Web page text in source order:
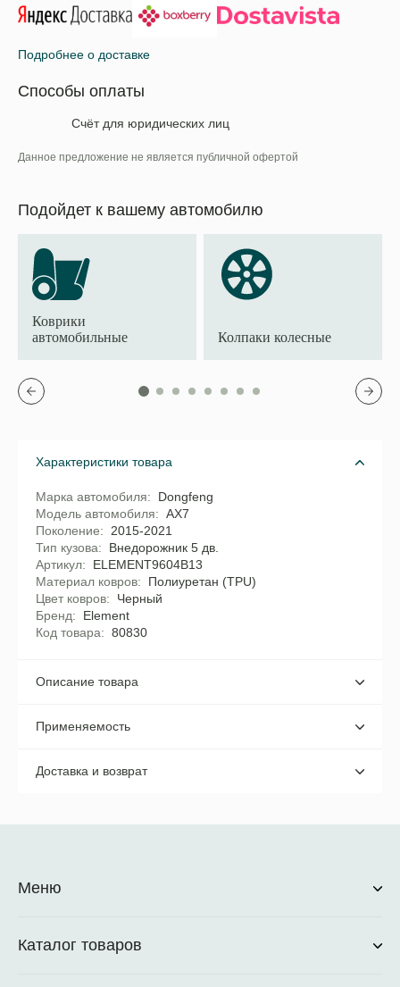
Подробнее о доставке
Способы оплаты
Счёт для юридических лиц
Данное предложение не является публичной офертой
Подойдет к вашему автомобилю
Коврики
автомобильные
Колпаки колесные
Характеристики товара
Марка автомобиля
Dongfeng
Модель автомобиля
AX7
Поколение
2015-2021
Тип кузова
Внедорожник 5 дв.
Артикул
ELEMENT9604B13
Материал ковров
Полиуретан (TPU)
Цвет ковров
Черный
Бренд
Element
Код товара
80830
Описание товара
Применяемость
Доставка и возврат
Меню
Каталог товаров